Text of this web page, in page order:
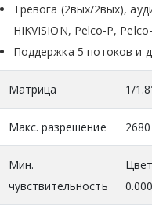
Тревога (2вых/2вых),
HIKVISION, Pelco-P,
Поддержка 5 потоков и
Матрица 1/
Макс. разрешение
Мин.
чувствительность